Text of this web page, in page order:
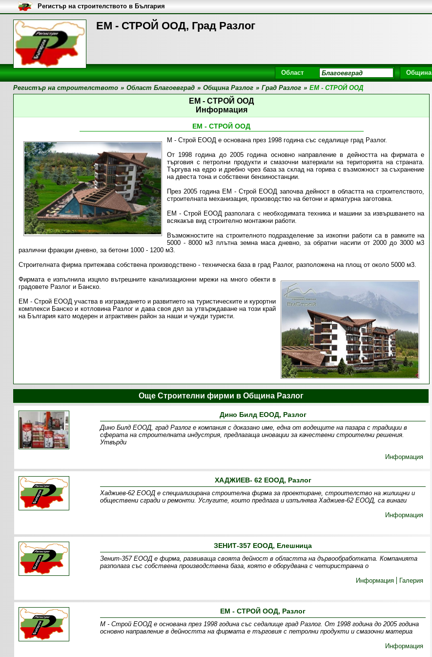
ЕМ - СТРОЙ ООД, Град Разлог
Регистър на строителството в България
Област Община
Регистър на строителството » Област Благоевград » Община Разлог » Град Разлог » ЕМ - СТРОЙ ООД
ЕМ - СТРОЙ ООД
Информация
ЕМ - СТРОЙ ООД
М - Строй ЕООД е основана през 1998 година със седалище град Разлог.
От 1998 година до 2005 година основно направление в дейността на фирмата е
търговия с петролни продукти и смазочни материали на територията на страната.
Търгува на едро и дребно чрез база за склад на горива с възможност за съхранение
на двеста тона и собствени бензиностанции.
През 2005 година ЕМ - Строй ЕООД започва дейност в областта на строителството,
строителната механизация, производство на бетони и арматурна заготовка.
ЕМ - Строй ЕООД разполага с необходимата техника и машини за извършването на
всякакъв вид строително монтажни работи.
Възможностите на строителното подразделение за изкопни работи са в рамките на
5000 - 8000 м3 плътна земна маса дневно, за обратни насипи от 2000 до 3000 м3
различни фракции дневно, за бетони 1000 - 1200 м3.
Строителната фирма притежава собствена производствено - техническа база в град Разлог, разположена на площ от около 5000 м3.
Фирмата е изпълнила изцяло вътрешните канализационни мрежи на много обекти в
градовете Разлог и Банско.
ЕМ - Строй ЕООД участва в изграждането и развитието на туристическите и курортни
комплекси Банско и котловина Разлог и дава своя дял за утвърждаване на този край
на България като модерен и атрактивен район за наши и чужди туристи.
Още Строителни фирми в Община Разлог
Дино Билд ЕООД, Разлог
Дино Билд ЕООД, град Разлог е компания с доказано име, една от водещите на пазара с традиции в
сферата на строителната индустрия, предлагаща иновации за качествени строителни решения.
Утвърди
Информация
ХАДЖИЕВ- 62 ЕООД, Разлог
Хаджиев-62 ЕООД е специализирана строителна фирма за проектиране, строителство на жилищни и
обществени сгради и ремонти. Услугите, които предлага и изпълнява Хаджиев-62 ЕООД, са винаги
Информация
ЗЕНИТ-357 ЕООД, Елешница
Зенит-357 ЕООД е фирма, развиваща своята дейност в областта на дървообработката. Компанията
разполага със собствена производствена база, която е оборудвана с четиристранна о
Информация
Галерия
ЕМ - СТРОЙ ООД, Разлог
М - Строй ЕООД е основана през 1998 година със седалище град Разлог. От 1998 година до 2005 година
основно направление в дейността на фирмата е търговия с петролни продукти и смазочни материа
Информация